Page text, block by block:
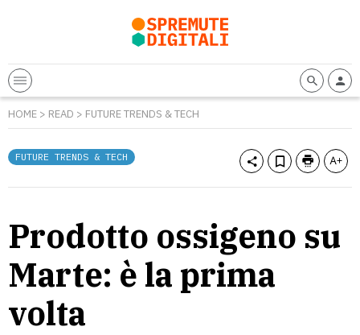
HOME > READ > FUTURE TRENDS & TECH
FUTURE TRENDS & TECH
Prodotto ossigeno su
Marte: è la prima
volta